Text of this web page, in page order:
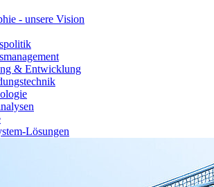
- unsere Vision
& Entwicklung
Lösungen